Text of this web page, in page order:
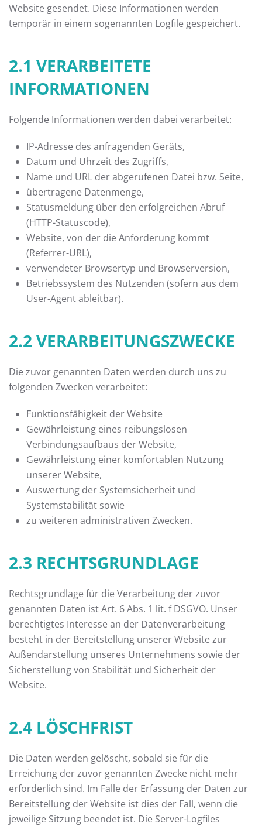
Website gesendet. Diese Informationen werden
temporär in einem sogenannten Logfile gespeichert.
2.1 VERARBEITETE
INFORMATIONEN
Folgende Informationen werden dabei verarbeitet:
IP-Adresse des anfragenden Geräts,
Datum und Uhrzeit des Zugriffs,
Name und URL der abgerufenen Datei bzw. Seite,
übertragene Datenmenge,
Statusmeldung über den erfolgreichen Abruf
(HTTP-Statuscode),
Website, von der die Anforderung kommt
(Referrer-URL),
verwendeter Browsertyp und Browserversion,
Betriebssystem des Nutzenden (sofern aus dem
User-Agent ableitbar).
2.2 VERARBEITUNGSZWECKE
Die zuvor genannten Daten werden durch uns zu
folgenden Zwecken verarbeitet:
Funktionsfähigkeit der Website
Gewährleistung eines reibungslosen
Verbindungsaufbaus der Website,
Gewährleistung einer komfortablen Nutzung
unserer Website,
Auswertung der Systemsicherheit und
Systemstabilität sowie
zu weiteren administrativen Zwecken.
2.3 RECHTSGRUNDLAGE
Rechtsgrundlage für die Verarbeitung der zuvor
genannten Daten ist Art. 6 Abs. 1 lit. f DSGVO. Unser
berechtigtes Interesse an der Datenverarbeitung
besteht in der Bereitstellung unserer Website zur
Außendarstellung unseres Unternehmens sowie der
Sicherstellung von Stabilität und Sicherheit der
Website.
2.4 LÖSCHFRIST
Die Daten werden gelöscht, sobald sie für die
Erreichung der zuvor genannten Zwecke nicht mehr
erforderlich sind. Im Falle der Erfassung der Daten zur
Bereitstellung der Website ist dies der Fall, wenn die
jeweilige Sitzung beendet ist. Die Server-Logfiles